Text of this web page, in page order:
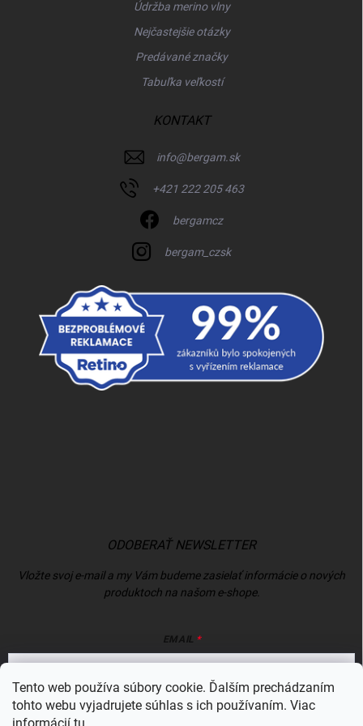
Tento web používa súbory cookie. Ďalším prechádzaním
tohto webu vyjadrujete súhlas s ich používaním. Viac
Údržba merino vlny
Nejčastejšie otázky
Predávané značky
Tabuľka veľkostí
KONTAKT
info@bergam.sk
+421 222 205 463
bergamcz
bergam_czsk
ODOBERAŤ NEWSLETTER
Vložte svoj e-mail a my Vám budeme zasielať informácie o nových
produktoch na našom e-shope.
EMAIL
Vložením e-mailu súhlasíte s